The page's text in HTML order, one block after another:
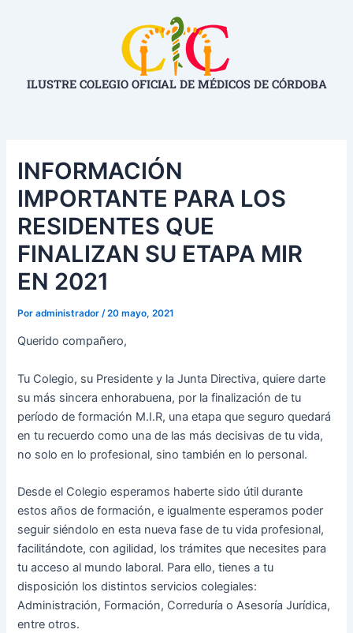
ILUSTRE COLEGIO OFICIAL DE MÉDICOS DE CÓRDOBA
INFORMACIÓN
IMPORTANTE PARA LOS
RESIDENTES QUE
FINALIZAN SU ETAPA MIR
EN 2021
Poradministrador /20 mayo, 2021
Querido compañero,
Tu Colegio, su Presidente y la Junta Directiva, quiere darte
su más sincera enhorabuena, por la finalización de tu
período de formación M.I.R, una etapa que seguro quedará
en tu recuerdo como una de las más decisivas de tu vida,
no solo en lo profesional, sino también en lo personal.
Desde el Colegio esperamos haberte sido útil durante
estos años de formación, e igualmente esperamos poder
seguir siéndolo en esta nueva fase de tu vida profesional,
facilitándote, con agilidad, los trámites que necesites para
tu acceso al mundo laboral. Para ello, tienes a tu
disposición los distintos servicios colegiales:
Administración, Formación, Correduría o Asesoría Jurídica,
entre otros.